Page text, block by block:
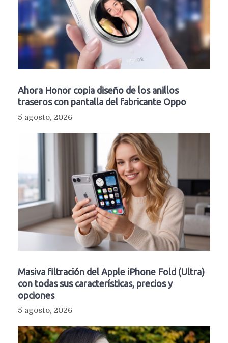
Ahora Honor copia diseño de los anillos
traseros con pantalla del fabricante Oppo
5 agosto, 2026
Masiva filtración del Apple iPhone Fold (Ultra)
con todas sus características, precios y
opciones
5 agosto, 2026